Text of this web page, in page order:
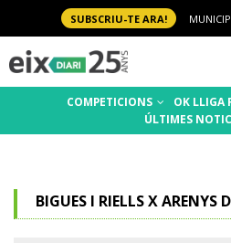
SUBSCRIU-TE ARA!
COMPETICIONS
OK LLIGA
ÚLTIMES
BIGUES I RIELLS X ARENYS